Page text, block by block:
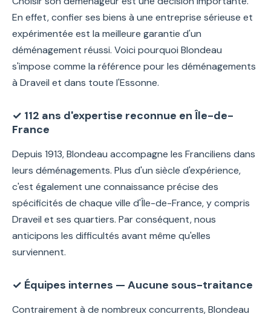
En effet, confier ses biens à une entreprise sérieuse et
expérimentée est la meilleure garantie d'un
déménagement réussi. Voici pourquoi Blondeau
s'impose comme la référence pour les déménagements
à Draveil et dans toute l'Essonne.
✓ 112 ans d'expertise reconnue en Île-de-
France
Depuis 1913, Blondeau accompagne les Franciliens dans
leurs déménagements. Plus d'un siècle d'expérience,
c'est également une connaissance précise des
spécificités de chaque ville d'Île-de-France, y compris
Draveil et ses quartiers. Par conséquent, nous
anticipons les difficultés avant même qu'elles
surviennent.
✓ Équipes internes — Aucune sous-traitance
Contrairement à de nombreux concurrents, Blondeau